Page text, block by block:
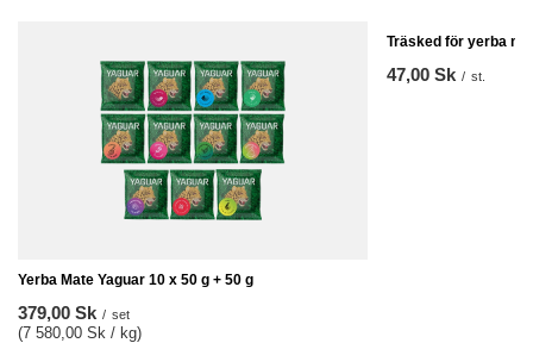
Yerba Mate Yaguar 10 x 50 g + 50 g
379,00 Sk / set
(7 580,00 Sk / kg)
Träsked för yerba
47,00 Sk / st.